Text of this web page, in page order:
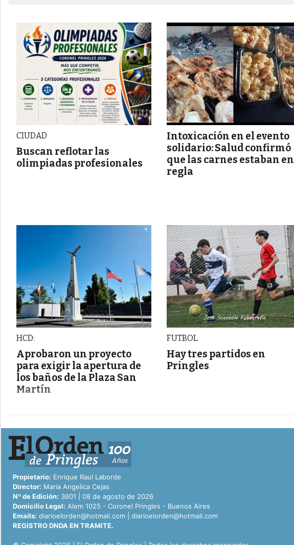
CIUDAD
Buscan reflotar las
olimpiadas profesionales
Intoxicación en el evento
solidario: Salud confirmó
que las carnes estaban en
regla
HCD:
Aprobaron un proyecto
para exigir la apertura de
los baños de la Plaza San
Martín
FUTBOL
Hay tres partidos en
Pringles
Propietario: Enrique Raul Laborde
Director: Maria Angelica Cejas
Nº de Edición: 3601 | 08 de agosto de 2026
Domicilio Legal: Alem 1025 - Coronel Pringles - Buenos Aires
Emails: diarioelorden@hotmail.com
diarioelorden@hotmail.com
REGISTRO DNDA EN TRAMITE.